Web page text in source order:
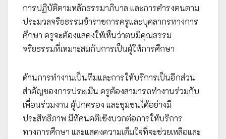
การปฏิบัติตามหลักธรรมาภิบาล และการดำรงตนตาม
ประมวลจริยธรรมข้าราชการครูและบุคลากรทางการ
ศึกษา ครูจะต้องแสดงให้เห็นว่าตนมีคุณธรรม
จริยธรรมที่เหมาะสมกับการเป็นผู้ให้การศึกษา
ด้านการทำงานเป็นทีมและการให้บริการเป็นอีกส่วน
สำคัญของการประเมิน ครูต้องสามารถทำงานร่วมกับ
เพื่อนร่วมงาน ผู้ปกครอง และชุมชนได้อย่างมี
ประสิทธิภาพ มีทัศนคติเชิงบวกต่อการให้บริการ
ทางการศึกษา และแสดงความเต็มใจที่จะช่วยเหลือและ